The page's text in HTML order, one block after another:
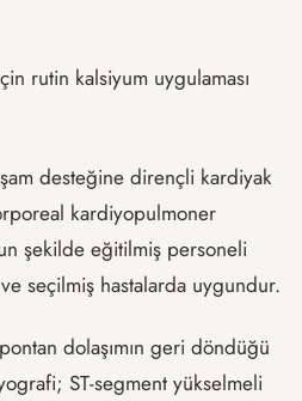
rutin kalsiyum uygulaması
desteğine dirençli kardiyak
kardiyopulmoner
şekilde eğitilmiş personeli
seçilmiş hastalarda uygundur.
dolaşımın geri döndüğü
ST-segment yükselmeli